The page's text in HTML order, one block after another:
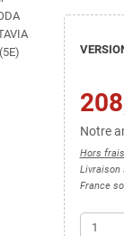
Notre
Hors
Livraison
France